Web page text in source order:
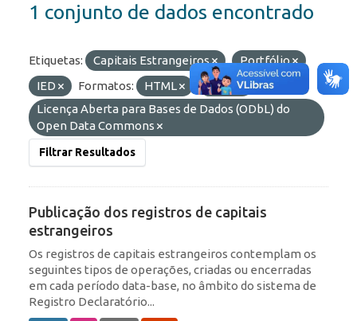
1 conjunto de dados encontrado
Etiquetas: Capitais Estrangeiros
Portfólio
IED
Formatos: HTML JSON
Licenças:
Licença Aberta para Bases de Dados (ODbL) do
Open Data Commons
Filtrar Resultados
Publicação dos registros de capitais
estrangeiros
Os registros de capitais estrangeiros contemplam os
seguintes tipos de operações, criadas ou encerradas
em cada período data-base, no âmbito do sistema de
Registro Declaratório...